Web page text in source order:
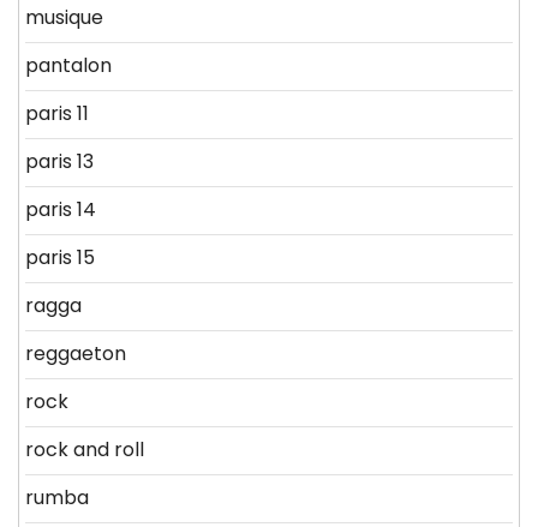
musique
pantalon
paris 11
paris 13
paris 14
paris 15
ragga
reggaeton
rock
rock and roll
rumba